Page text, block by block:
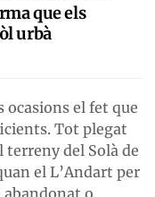
que els
urbà
ocasions el fet que
Tot plegat
terreny del Solà de
el L’Andart per
abandonat o